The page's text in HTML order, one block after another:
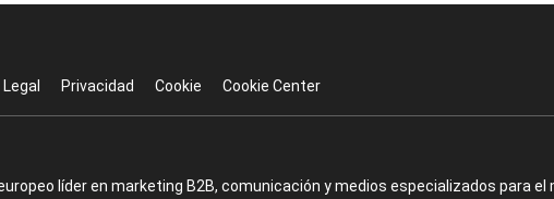
Privacidad Cookie Cookie Center
líder en marketing B2B, comunicación y medios especializados para